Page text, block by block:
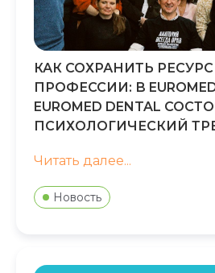
КАК СОХРАНИТЬ РЕСУРС
ПРОФЕССИИ: В
EUROMED DENTAL
ПСИХОЛОГИЧЕСКИЙ
Читать далее...
Новость